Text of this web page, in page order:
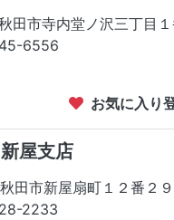
田市寺内堂ノ沢三丁目
6556
お気に入り
屋支店
田市新屋扇町１２番２
2233